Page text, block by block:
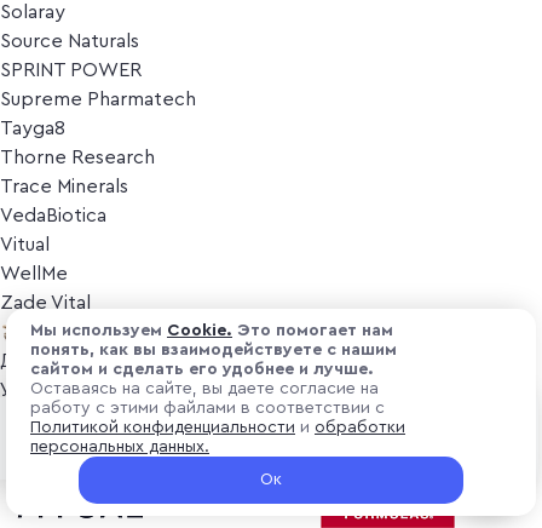
Solaray
Source Naturals
SPRINT POWER
Supreme Pharmatech
Tayga8
Thorne Research
Trace Minerals
VedaBiotica
Vitual
WellMe
Zade Vital
Косметика
Дезодоранты
Уход за лицом
Уход за телом
Популярные бренды
₽ 1 900
+ 57 ₽ витуальками
В корзину
Мы используем Cоokіе. Это помогает нам
понять, как вы взаимодействуете с нашим
сайтом и сделать его удобнее и лучше.
Оставаясь на сайте, вы даете согласие на
работу с этими файлами в соответствии с
Политикой конфиденциальности и обработки
персональных данных.
Ок